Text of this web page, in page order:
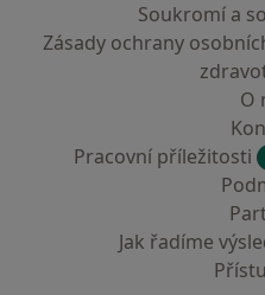
Soukromí a
Zásady ochrany
O
Pracovní příležitosti
Jak řadíme